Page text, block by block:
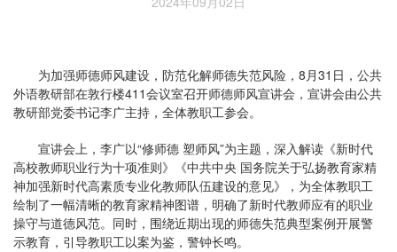
为加强师德师风建设，防范化解师德失范风险，8月31日，公共
外语教研部在敦行楼411会议室召开师德师风宣讲会，宣讲会由公共
教研部党委书记李广主持，全体教职工参会。
宣讲会上，李广以“修师德 塑师风”为主题，深入解读《新时代
高校教师职业行为十项准则》《中共中央 国务院关于弘扬教育家精
神加强新时代高素质专业化教师队伍建设的意见》，为全体教职工
绘制了一幅清晰的教育家精神图谱，明确了新时代教师应有的职业
操守与道德风范。同时，围绕近期出现的师德失范典型案例开展警
示教育，引导教职工以案为鉴，警钟长鸣。